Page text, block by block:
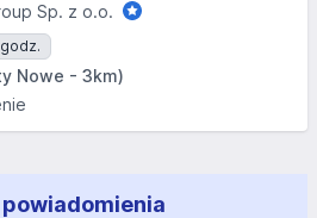
Sp. z o.o.
Nowe - 3km)